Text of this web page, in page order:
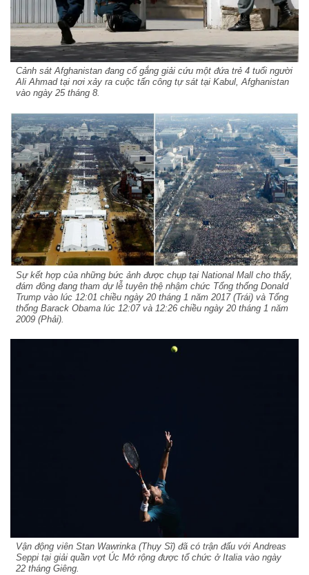
Cảnh sát Afghanistan đang cố gắng giải cứu một đứa trẻ 4 tuổi người
Ali Ahmad tại nơi xảy ra cuộc tấn công tự sát tại Kabul, Afghanistan
vào ngày 25 tháng 8.
Sự kết hợp của những bức ảnh được chụp tại National Mall cho thấy,
đám đông đang tham dự lễ tuyên thệ nhậm chức Tổng thống Donald
Trump vào lúc 12:01 chiều ngày 20 tháng 1 năm 2017 (Trái) và Tổng
thống Barack Obama lúc 12:07 và 12:26 chiều ngày 20 tháng 1 năm
2009 (Phải).
Vận động viên Stan Wawrinka (Thụy Sĩ) đã có trận đấu với Andreas
Seppi tại giải quần vợt Úc Mở rộng được tổ chức ở Italia vào ngày
22 tháng Giêng.